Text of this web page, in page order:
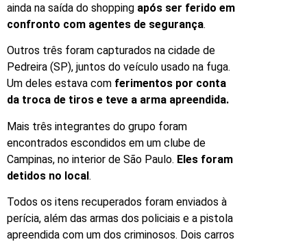
ainda na saída do shopping após ser ferido em
confronto com agentes de segurança.
Outros três foram capturados na cidade de
Pedreira (SP), juntos do veículo usado na fuga.
Um deles estava com ferimentos por conta
da troca de tiros e teve a arma apreendida.
Mais três integrantes do grupo foram
encontrados escondidos em um clube de
Campinas, no interior de São Paulo. Eles foram
detidos no local.
Todos os itens recuperados foram enviados à
perícia, além das armas dos policiais e a pistola
apreendida com um dos criminosos. Dois carros